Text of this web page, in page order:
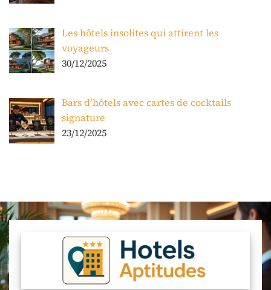
Les hôtels insolites qui attirent les
voyageurs
30/12/2025
Bars d’hôtels avec cartes de cocktails
signature
23/12/2025